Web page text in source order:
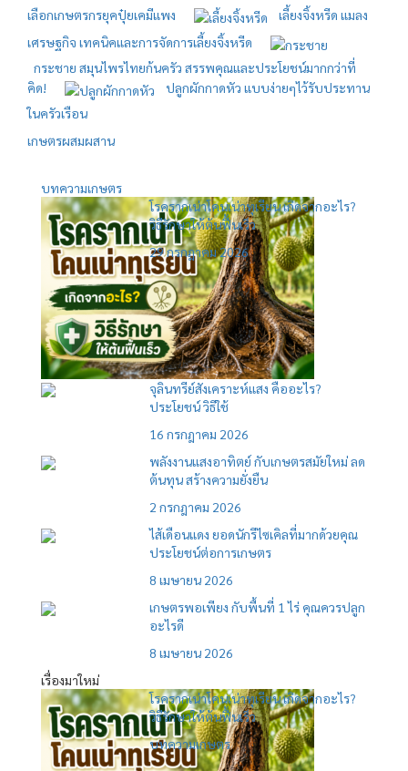
เลือกเกษตรกรยุคปุ๋ยเคมีแพง
เลี้ยงจิ้งหรีด แมลง
เศรษฐกิจ เทคนิคและการจัดการเลี้ยงจิ้งหรีด
กระชาย สมุนไพรไทยก้นครัว สรรพคุณและประโยชน์มากกว่าที่
คิด!
ปลูกผักกาดหัว แบบง่ายๆไว้รับประทาน
ในครัวเรือน
เกษตรผสมผสาน
บทความเกษตร
โรครากเน่าโคนเน่าทุเรียน เกิดจากอะไร?
วิธีรักษาให้ต้นฟื้นเร็ว
29 กรกฎาคม 2026
จุลินทรีย์สังเคราะห์แสง คืออะไร?
ประโยชน์ วิธีใช้
16 กรกฎาคม 2026
พลังงานแสงอาทิตย์ กับเกษตรสมัยใหม่ ลด
ต้นทุน สร้างความยั่งยืน
2 กรกฎาคม 2026
ไส้เดือนแดง ยอดนักรีไซเคิลที่มากด้วยคุณ
ประโยชน์ต่อการเกษตร
8 เมษายน 2026
เกษตรพอเพียง กับพื้นที่ 1 ไร่ คุณควรปลูก
อะไรดี
8 เมษายน 2026
เรื่องมาใหม่
โรครากเน่าโคนเน่าทุเรียน เกิดจากอะไร?
วิธีรักษาให้ต้นฟื้นเร็ว
บทความเกษตร